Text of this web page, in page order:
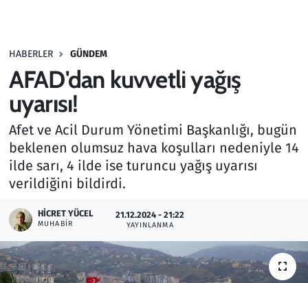
HABERLER GÜNDEM
AFAD'dan kuvvetli yağış
uyarısı!
Afet ve Acil Durum Yönetimi Başkanlığı, bugün
beklenen olumsuz hava koşulları nedeniyle 14
ilde sarı, 4 ilde ise turuncu yağış uyarısı
verildiğini bildirdi.
HICRET YÜCEL
MUHABIR
21.12.2024 - 21:22
YAYINLANMA
Haber
Kültür Sanat
Kurumsal Haberler
Lezzet Durağı
Oyun